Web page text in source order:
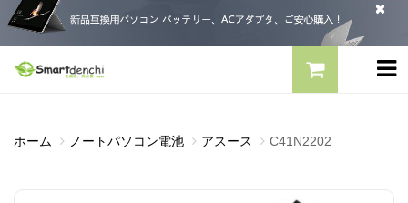
ホーム ノートパソコン電池 アスース C41N2202